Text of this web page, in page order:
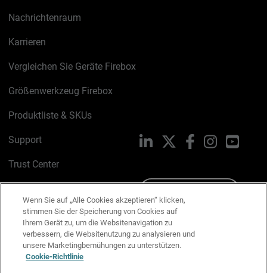
Nachrichtenraum
Karrieren
Vergleichen Sie Geräte Firebox
Größenwerkzeug Firebox
Produktliste & SKUs
Support
Trust Center
Cookie-Richtlinie
Datenschutzrichtlinie
Media & Brand Kit
LinkedIn FacebookInstagram
Wenn Sie auf „Alle Cookies akzeptieren“ klicken,
stimmen Sie der Speicherung von Cookies auf
Ihrem Gerät zu, um die Websitenavigation zu
verbessern, die Websitenutzung zu analysieren und
unsere Marketingbemühungen zu unterstützen.
Cookie-Richtlinie